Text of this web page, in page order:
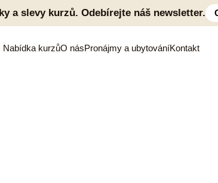
a slevy kurzů. Odebírejte náš newsletter.
Nabídka kurzůO násPronájmy a ubytováníKontakt